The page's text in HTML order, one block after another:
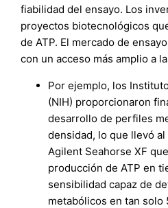
fiabilidad del ensayo. Los
proyectos biotecnológicos
de ATP. El mercado de
con un acceso más amplio a
Por ejemplo, los
(NIH) proporcionaron
desarrollo de perfiles
densidad, lo que llevó
Agilent Seahorse XF
producción de ATP en
sensibilidad capaz de
metabólicos en tan solo